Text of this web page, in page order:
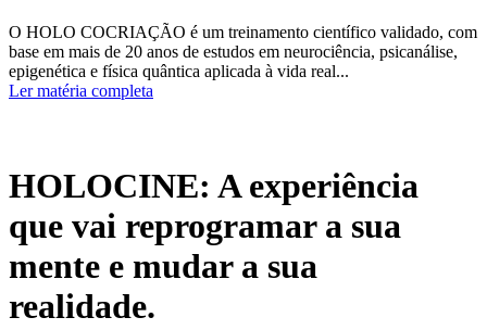
O HOLO COCRIAÇÃO é um treinamento científico validado, com
base em mais de 20 anos de estudos em neurociência, psicanálise,
epigenética e física quântica aplicada à vida real...
Ler matéria completa
HOLOCINE: A experiência
que vai reprogramar a sua
mente e mudar a sua
realidade.